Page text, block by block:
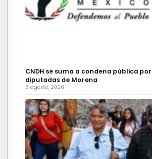
CNDH se suma a condena pública
diputadas de Morena
6 agosto, 2026